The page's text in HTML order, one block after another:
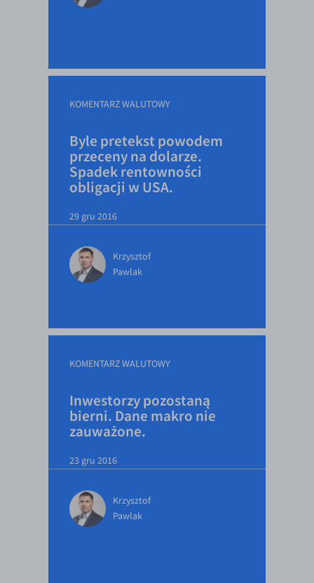
KOMENTARZ WALUTOWY
Byle pretekst powodem
przeceny na dolarze.
Spadek rentowności
obligacji w USA.
29 gru 2016
Krzysztof
Pawlak
KOMENTARZ WALUTOWY
Inwestorzy pozostaną
bierni. Dane makro nie
zauważone.
23 gru 2016
Krzysztof
Pawlak